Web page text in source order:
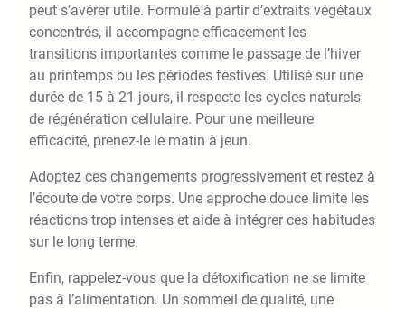
peut s’avérer utile. Formulé à partir d’extraits végétaux
concentrés, il accompagne efficacement les
transitions importantes comme le passage de l’hiver
au printemps ou les périodes festives. Utilisé sur une
durée de 15 à 21 jours, il respecte les cycles naturels
de régénération cellulaire. Pour une meilleure
efficacité, prenez-le le matin à jeun.
Adoptez ces changements progressivement et restez à
l’écoute de votre corps. Une approche douce limite les
réactions trop intenses et aide à intégrer ces habitudes
sur le long terme.
Enfin, rappelez-vous que la détoxification ne se limite
pas à l’alimentation. Un sommeil de qualité, une